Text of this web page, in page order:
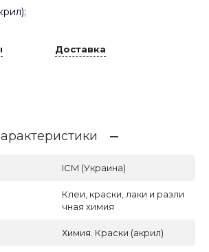
Доставка
ICM (Украина)
Клеи, краски, лаки и разли
чная химия
Химия. Краски (акрил)